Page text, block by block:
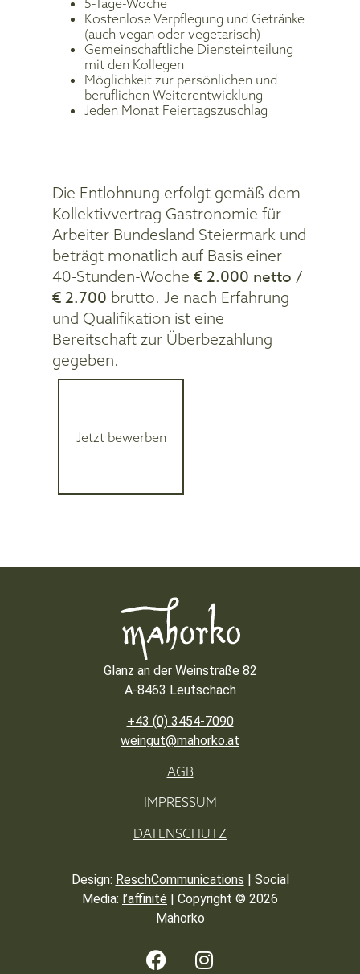
5-Tage-Woche
Kostenlose Verpflegung und Getränke
(auch vegan oder vegetarisch)
Gemeinschaftliche Diensteinteilung
mit den Kollegen
Möglichkeit zur persönlichen und
beruflichen Weiterentwicklung
Jeden Monat Feiertagszuschlag
Die Entlohnung erfolgt gemäß dem
Kollektivvertrag Gastronomie für
Arbeiter Bundesland Steiermark und
beträgt monatlich auf Basis einer
40-Stunden-Woche € 2.000 netto /
€ 2.700 brutto. Je nach Erfahrung
und Qualifikation ist eine
Bereitschaft zur Überbezahlung
gegeben.
Jetzt bewerben
Glanz an der Weinstraße 82
A-8463 Leutschach
+43 (0) 3454-7090
weingut@mahorko.at
AGB
IMPRESSUM
DATENSCHUTZ
Design: ReschCommunications | Social
Media: l’affinité | Copyright © 2026
Mahorko